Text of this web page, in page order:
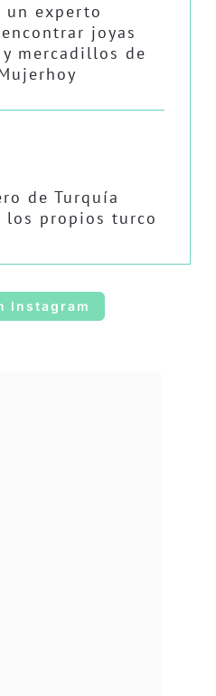
un experto
joyas
mercadillos de
de Turquía
los propios turco
Instagram